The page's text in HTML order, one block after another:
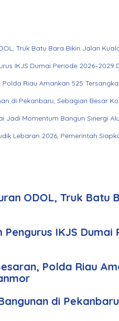
Truk Batu Bara Bikin Jalan
IKJS Dumai Periode 2026–2029
Polda Riau Amankan 525
di Pekanbaru, Sebagian Besar
Jadi Momentum Bangun Sinergi
Lebaran 2026, Pemerintah
ODOL, Truk Batu
IKJS Dumai
Polda Riau
di